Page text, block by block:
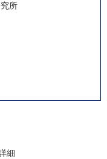
所
ート
細